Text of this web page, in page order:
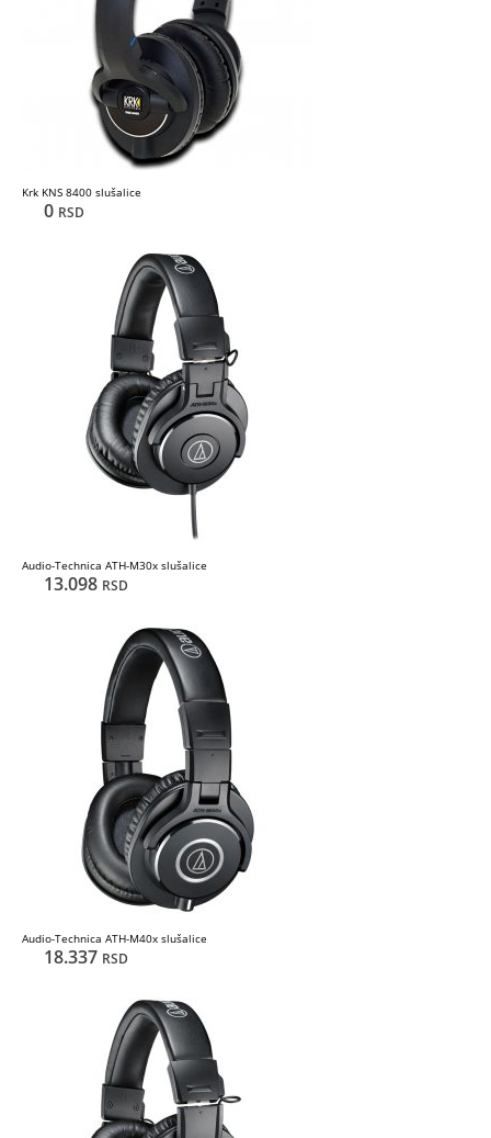
Krk KNS 8400 slušalice
0 RSD
Audio-Technica ATH-M30x slušalice
13.098 RSD
Audio-Technica ATH-M40x slušalice
18.337 RSD